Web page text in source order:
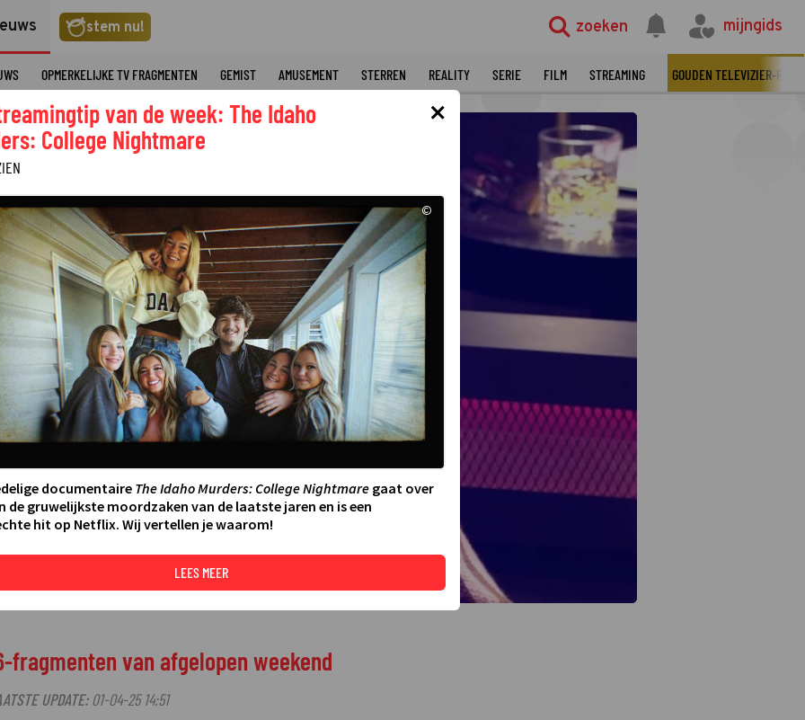
stem nu! zoeken mijngids
OPMERKELIJKE TV FRAGMENTEN GEMIST AMUSEMENT STERREN REALITY SERIE FILM STREAMING GOUDEN TELEVIZIER-RING
fragmenten van afgelopen weekend
UPDATE: 01-04-25 14:51
×
van de week: The Idaho
College Nightmare
©
documentaire The Idaho Murders: College Nightmaregaat over
de gruwelijkste moordzaken van de laatste jaren en is een
hit op Netflix. Wij vertellen je waarom!
LEES MEER